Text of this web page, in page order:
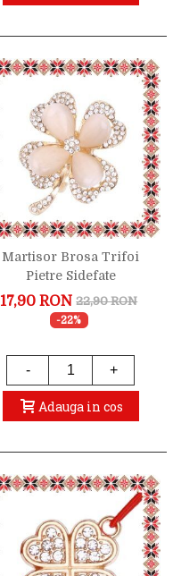
Martisor Brosa Trifoi
Pietre Sidefate
17,90 RON 22,90 RON
-22%
- +
Adauga in cos